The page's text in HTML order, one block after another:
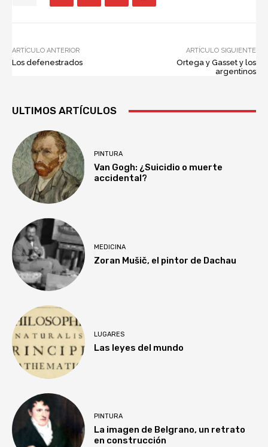
ARTÍCULO ANTERIOR
Los defenestrados
ARTÍCULO SIGUIENTE
Ortega y Gasset y los
argentinos
ULTIMOS ARTÍCULOS
PINTURA
Van Gogh: ¿Suicidio o muerte
accidental?
MEDICINA
Zoran Mušič, el pintor de Dachau
LUGARES
Las leyes del mundo
PINTURA
La imagen de Belgrano, un retrato
en construcción